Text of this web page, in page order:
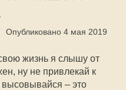
Опубликовано 4 мая 2019
жизнь я слышу от
ну не привлекай к
– это